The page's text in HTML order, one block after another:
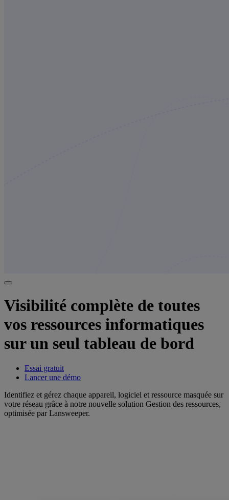
Visibilité complète de toutes
vos ressources informatiques
sur un seul tableau de bord
Essai gratuit
Lancer une démo
Identifiez et gérez chaque appareil, logiciel et ressource masquée sur
votre réseau grâce à notre nouvelle solution Gestion des ressources,
optimisée par Lansweeper.